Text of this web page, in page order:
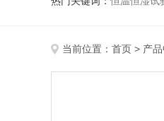
当前位置： 首页 > 产